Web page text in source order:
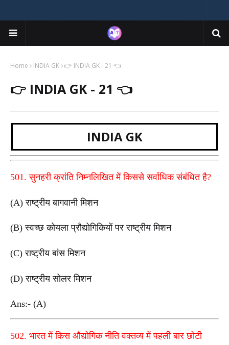
Home INDIA GK 👉 INDIA GK - 21 👈
👉 INDIA GK - 21 👈
INDIA GK
501. सुनहरी क्रांति निम्नलिखित में किससे सर्वाधिक संबंधित है?
(A) राष्ट्रीय बागवानी मिशन
(B) स्वच्छ कोयला प्रौद्योगिकियों पर राष्ट्रीय मिशन
(C) राष्ट्रीय बांस मिशन
(D) राष्ट्रीय सोलर मिशन
Ans:- (A)
502. भारत में किस औद्योगिक नीति वक्तव्य में पहली बार छोटी